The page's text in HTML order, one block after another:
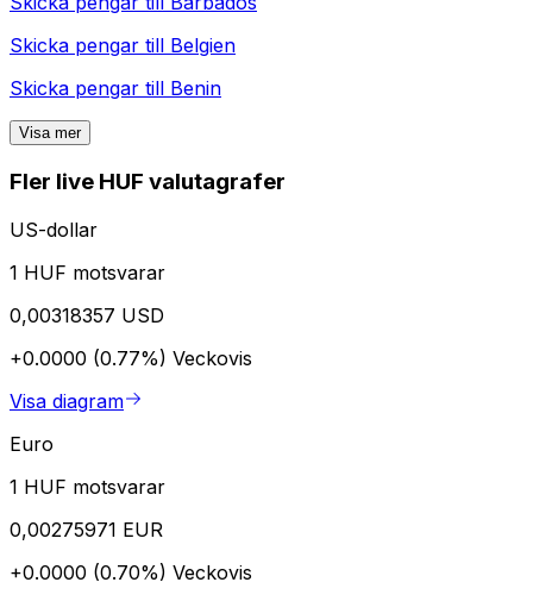
Skicka pengar till Belgien
Skicka pengar till Benin
Visa mer
Fler live HUF valutagrafer
US-dollar
1 HUF motsvarar
0,00318357 USD
+0.0000 (0.77%) Veckovis
Visa diagram
Euro
1 HUF motsvarar
0,00275971 EUR
+0.0000 (0.70%) Veckovis